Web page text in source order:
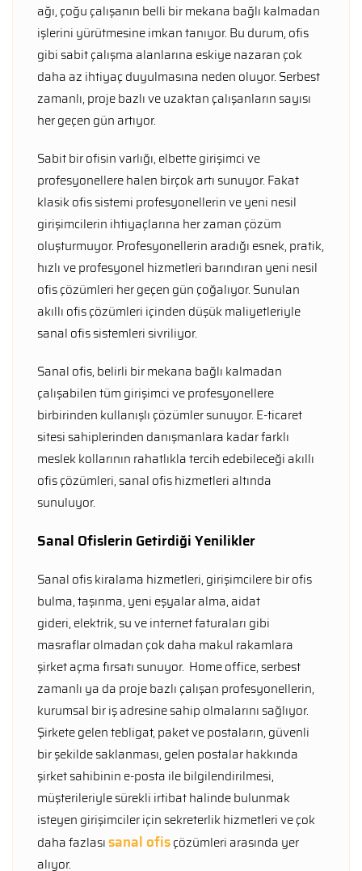
ağı, çoğu çalışanın belli bir mekana bağlı kalmadan
işlerini yürütmesine imkan tanıyor. Bu durum, ofis
gibi sabit çalışma alanlarına eskiye nazaran çok
daha az ihtiyaç duyulmasına neden oluyor. Serbest
zamanlı, proje bazlı ve uzaktan çalışanların sayısı
her geçen gün artıyor.
Sabit bir ofisin varlığı, elbette girişimci ve
profesyonellere halen birçok artı sunuyor. Fakat
klasik ofis sistemi profesyonellerin ve yeni nesil
girişimcilerin ihtiyaçlarına her zaman çözüm
oluşturmuyor. Profesyonellerin aradığı esnek, pratik,
hızlı ve profesyonel hizmetleri barındıran yeni nesil
ofis çözümleri her geçen gün çoğalıyor. Sunulan
akıllı ofis çözümleri içinden düşük maliyetleriyle
sanal ofis sistemleri sivriliyor.
Sanal ofis, belirli bir mekana bağlı kalmadan
çalışabilen tüm girişimci ve profesyonellere
birbirinden kullanışlı çözümler sunuyor. E-ticaret
sitesi sahiplerinden danışmanlara kadar farklı
meslek kollarının rahatlıkla tercih edebileceği akıllı
ofis çözümleri, sanal ofis hizmetleri altında
sunuluyor.
Sanal Ofislerin Getirdiği Yenilikler
Sanal ofis kiralama hizmetleri, girişimcilere bir ofis
bulma, taşınma, yeni eşyalar alma, aidat
gideri, elektrik, su ve internet faturaları gibi
masraflar olmadan çok daha makul rakamlara
şirket açma fırsatı sunuyor. Home office, serbest
zamanlı ya da proje bazlı çalışan profesyonellerin,
kurumsal bir iş adresine sahip olmalarını sağlıyor.
Şirkete gelen tebligat, paket ve postaların, güvenli
bir şekilde saklanması, gelen postalar hakkında
şirket sahibinin e-posta ile bilgilendirilmesi,
müşterileriyle sürekli irtibat halinde bulunmak
isteyen girişimciler için sekreterlik hizmetleri ve çok
daha fazlasısanal ofisçözümleri arasında yer
alıyor.